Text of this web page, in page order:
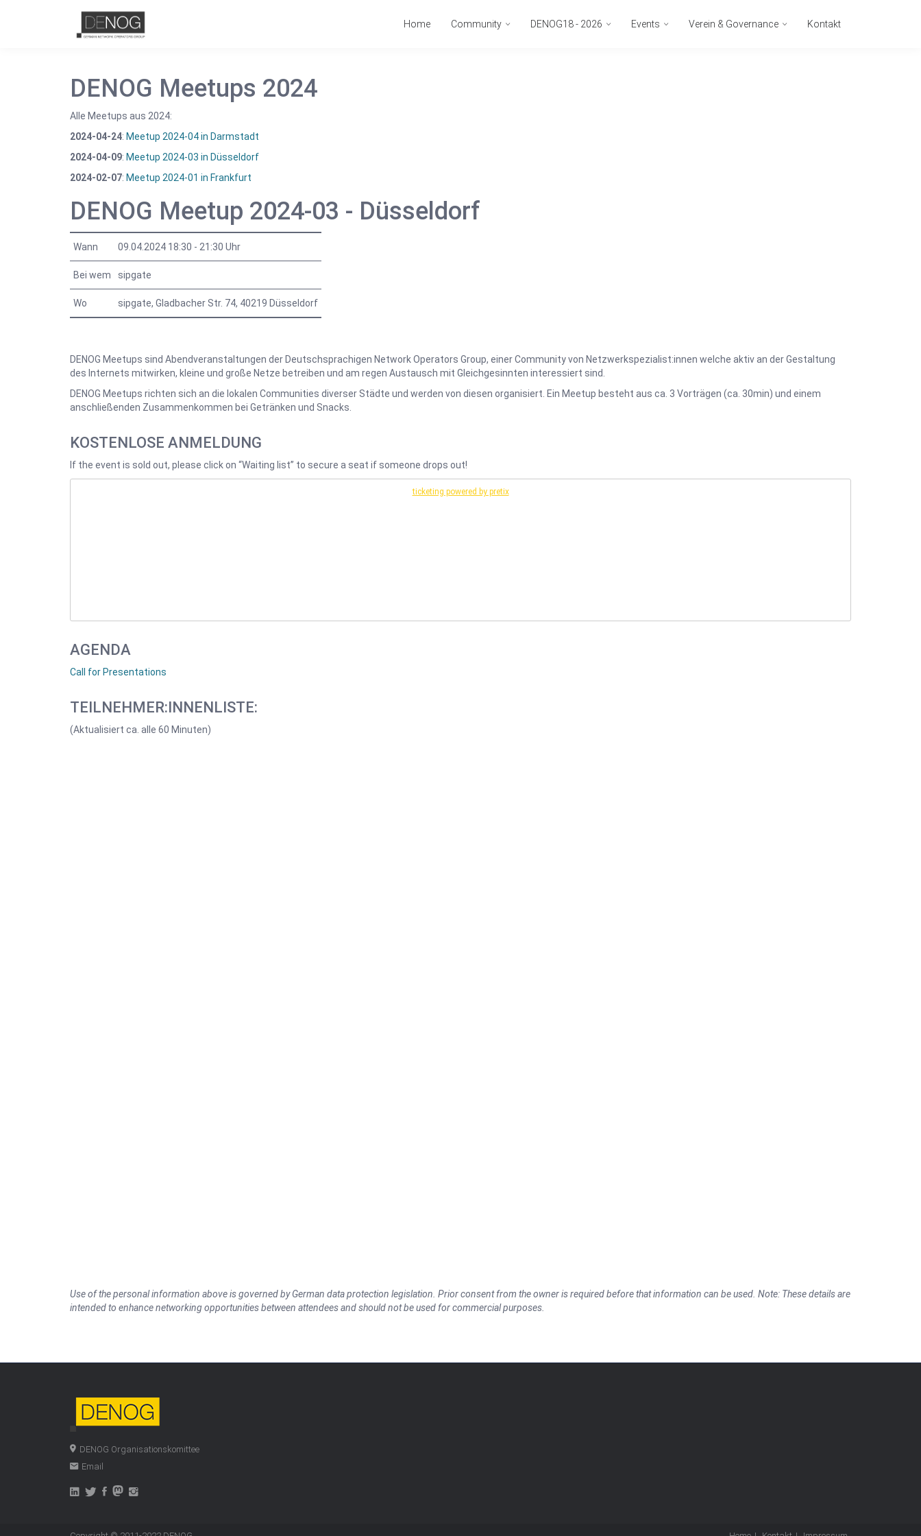
Home Community DENOG18 - 2026 Events Verein & Governance Kontakt
DENOG Meetups 2024
Alle Meetups aus 2024:
2024-04-24: Meetup 2024-04 in Darmstadt
2024-04-09: Meetup 2024-03 in Düsseldorf
2024-02-07: Meetup 2024-01 in Frankfurt
DENOG Meetup 2024-03 - Düsseldorf
Wann 09.04.2024 18:30 - 21:30 Uhr
Bei wem sipgate
Wo sipgate, Gladbacher Str. 74, 40219 Düsseldorf
DENOG Meetups sind Abendveranstaltungen der Deutschsprachigen Network Operators Group, einer Community von Netzwerkspezialist:innen welche aktiv an der Gestaltung
des Internets mitwirken, kleine und große Netze betreiben und am regen Austausch mit Gleichgesinnten interessiert sind.
DENOG Meetups richten sich an die lokalen Communities diverser Städte und werden von diesen organisiert. Ein Meetup besteht aus ca. 3 Vorträgen (ca. 30min) und einem
anschließenden Zusammenkommen bei Getränken und Snacks.
KOSTENLOSE ANMELDUNG
If the event is sold out, please click on “Waiting list” to secure a seat if someone drops out!
ticketing powered by pretix
AGENDA
Call for Presentations
TEILNEHMER:INNENLISTE:
(Aktualisiert ca. alle 60 Minuten)
Use of the personal information above is governed by German data protection legislation. Prior consent from the owner is required before that information can be used. Note: These details are
intended to enhance networking opportunities between attendees and should not be used for commercial purposes.
DENOG Organisationskomittee
Email